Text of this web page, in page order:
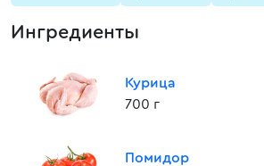
Ингредиенты
Курица
700 г
Помидор